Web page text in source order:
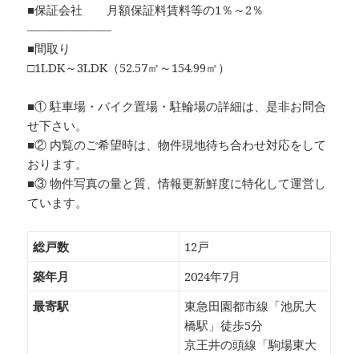
■保証会社 月額保証料賃料等の1％～2％
―――――――
■間取り
□1LDK～3LDK（52.57㎡～154.99㎡）
■① 駐車場・バイク置場・駐輪場の詳細は、是非お問合
せ下さい。
■② 内覧のご希望時は、物件現地待ち合わせ対応をして
おります。
■③ 物件写真の量と質、情報更新鮮度に特化して運営し
ています。
総戸数
12戸
築年月
2024年7月
最寄駅
東急田園都市線「池尻大
橋駅」徒歩5分
京王井の頭線「駒場東大